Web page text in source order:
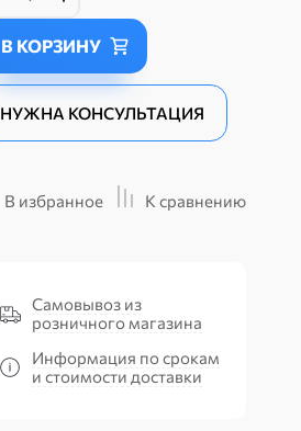
В КОРЗИНУ
НУЖНА КОНСУЛЬТАЦИЯ
В избранное К сравнению
Самовывоз из
розничного магазина
Информация по срокам
и стоимости доставки